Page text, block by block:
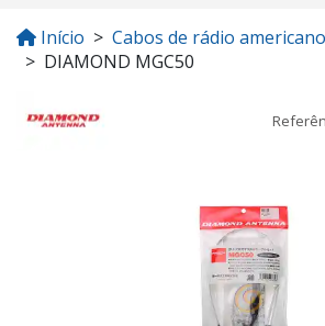
Início
Cabos de rádio
DIAMOND MGC50